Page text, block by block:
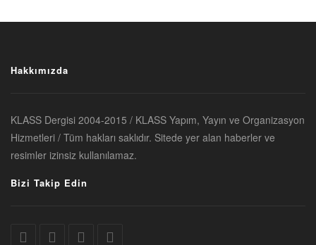
Hakkımızda
KLASS Dergisi 2004-2015 / KLASS Yapım, Yayın ve Organizasyon
Hizmetleri / Tüm hakları saklıdır. Sitede yer alan haberler ve
resimler izinsiz kullanılamaz.
Bizi Takip Edin